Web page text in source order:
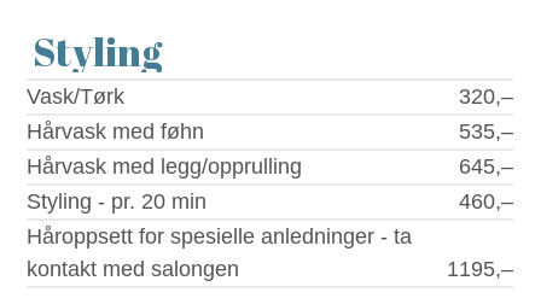
Styling
Vask/Tørk
320,–
Hårvask med føhn
535,–
Hårvask med legg/opprulling
645,–
Styling - pr. 20 min
460,–
Håroppsett for spesielle anledninger - ta
kontakt med salongen
1195,–